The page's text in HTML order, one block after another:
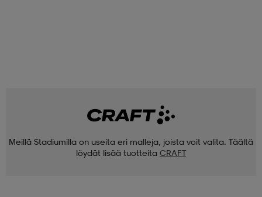
Meillä Stadiumilla on useita eri malleja, joista voit valita. Täältä
löydät lisää tuotteita CRAFT